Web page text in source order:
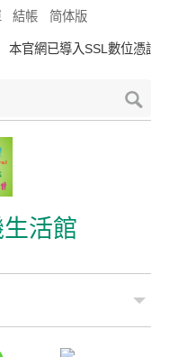
結帳 简体版
網已導入SSL數位憑證，符
活館